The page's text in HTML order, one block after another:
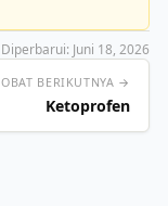
Diperbarui: Juni 18, 2026
OBAT BERIKUTNYA →
Ketoprofen